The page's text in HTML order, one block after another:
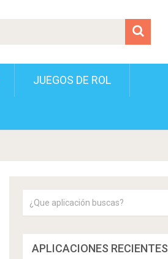
JUEGOS DE ROL
APLICACIONES RECIENTES